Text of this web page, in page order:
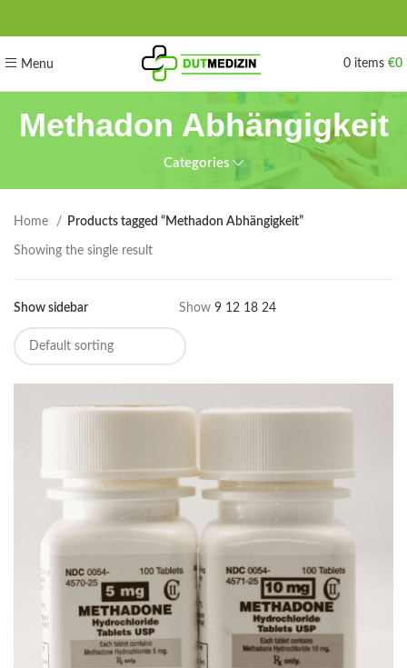
Menu 0 items €0
Methadon Abhängigkeit
Categories
Home Products tagged “Methadon Abhängigkeit”
Showing the single result
Show sidebar Show 9 12 18 24